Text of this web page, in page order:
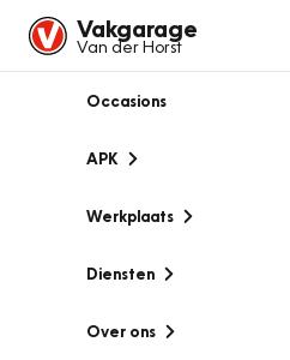
Vakgarage
Van der Horst
Occasions
APK
Werkplaats
Diensten
Over ons